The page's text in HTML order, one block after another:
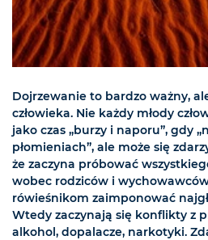
Dojrzewanie to bardzo ważny,
człowieka. Nie każdy młody
jako czas „burzy i naporu”, gdy
płomieniach”, ale może się
że zaczyna próbować
wobec rodziców i
rówieśnikom zaimponować
Wtedy zaczynają się konflikty z
alkohol, dopalacze, narkotyki.